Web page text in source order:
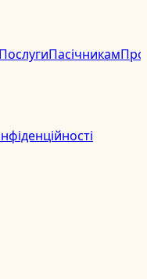
ПослугиПасічникамПро